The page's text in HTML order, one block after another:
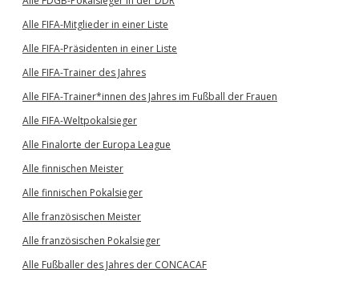
Alle FIFA-Mitglieder in einer Liste
Alle FIFA-Präsidenten in einer Liste
Alle FIFA-Trainer des Jahres
Alle FIFA-Trainer*innen des Jahres im Fußball der Frauen
Alle FIFA-Weltpokalsieger
Alle Finalorte der Europa League
Alle finnischen Meister
Alle finnischen Pokalsieger
Alle französischen Meister
Alle französischen Pokalsieger
Alle Fußballer des Jahres der CONCACAF